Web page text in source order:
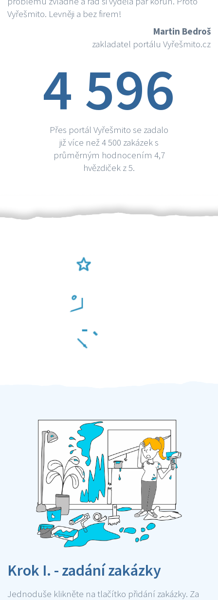
Vyřešmito. Levněji a bez firem!
Martin Bedroš
zakladatel portálu Vyřešmito.cz
4 596
Přes portál Vyřešmito se zadalo
již více než 4 500 zakázek s
průměrným hodnocením 4,7
hvězdiček z 5.
Krok I. - zadání zakázky
Jednoduše klikněte na tlačítko přidání zakázky. Za